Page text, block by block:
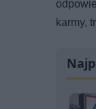
karmy,